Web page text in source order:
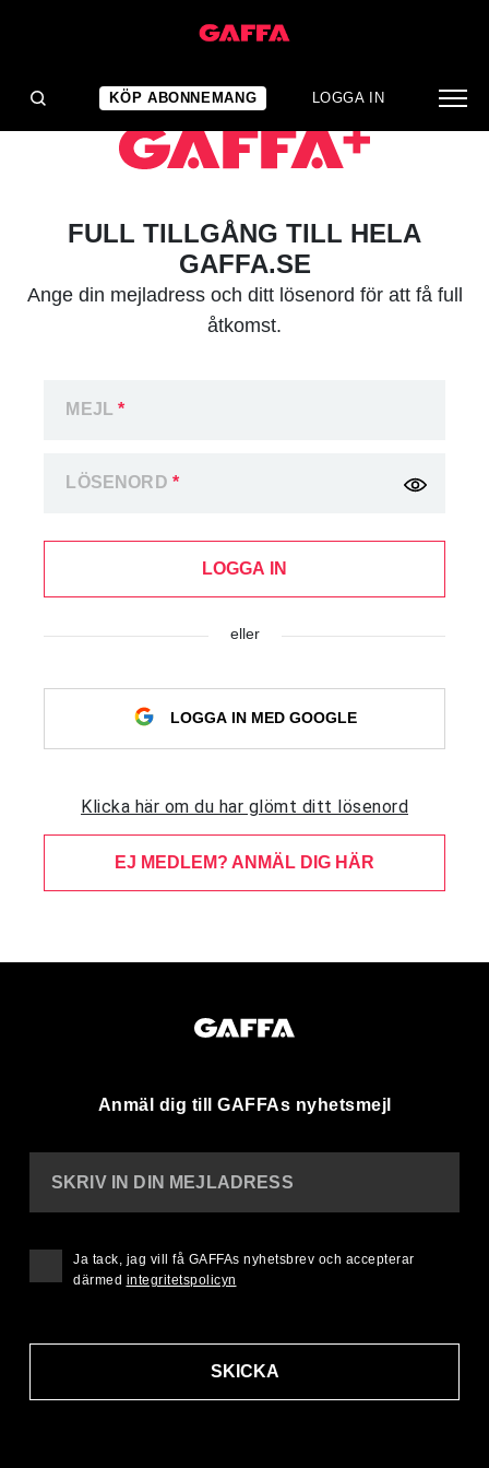
KÖP ABONNEMANG LOGGA IN
FULL TILLGÅNG TILL HELA
GAFFA.SE
Ange din mejladress och ditt lösenord för att få full
åtkomst.
MEJL*
LÖSENORD *
LOGGA IN
eller
LOGGA IN MED GOOGLE
Klicka här om du har glömt ditt lösenord
EJ MEDLEM? ANMÄL DIG HÄR
Anmäl dig till GAFFAs nyhetsmejl
SKRIV IN DIN MEJLADRESS
SKICKA
Ja tack, jag vill få GAFFAs nyhetsbrev och accepterar
därmed integritetspolicyn